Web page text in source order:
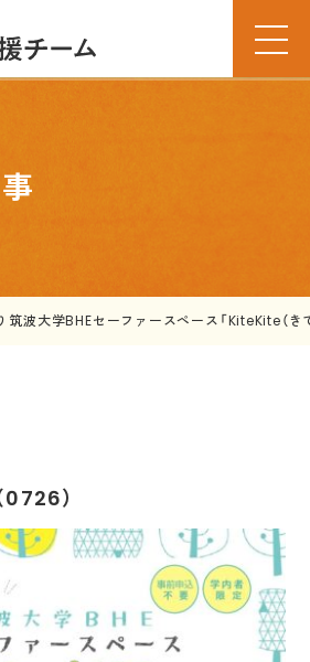
筑波大学BHEセーファースペース「KiteKite（き
）